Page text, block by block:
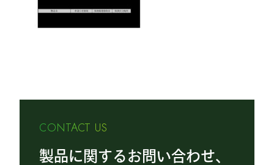
CONTACT US
製品に関するお問い合わせ、